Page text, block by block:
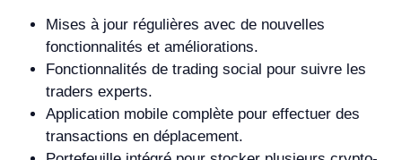
Mises à jour régulières avec de nouvelles
fonctionnalités et améliorations.
Fonctionnalités de trading social pour suivre les
traders experts.
Application mobile complète pour effectuer des
transactions en déplacement.